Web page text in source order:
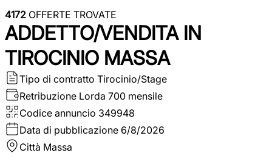
4172 OFFERTE TROVATE
ADDETTO/VENDITA IN
TIROCINIO MASSA
Tipo di contratto Tirocinio/Stage
Retribuzione Lorda 700 mensile
Codice annuncio 349948
Data di pubblicazione 6/8/2026
Città Massa